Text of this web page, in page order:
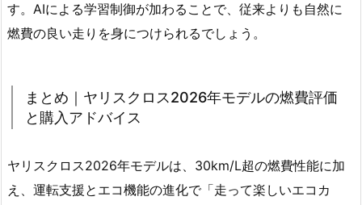
す。AIによる学習制御が加わることで、従来よりも自然に
燃費の良い走りを身につけられるでしょう。
まとめ｜ヤリスクロス2026年モデルの燃費評価
と購入アドバイス
ヤリスクロス2026年モデルは、30km/L超の燃費性能に加
え、運転支援とエコ機能の進化で「走って楽しいエコカ